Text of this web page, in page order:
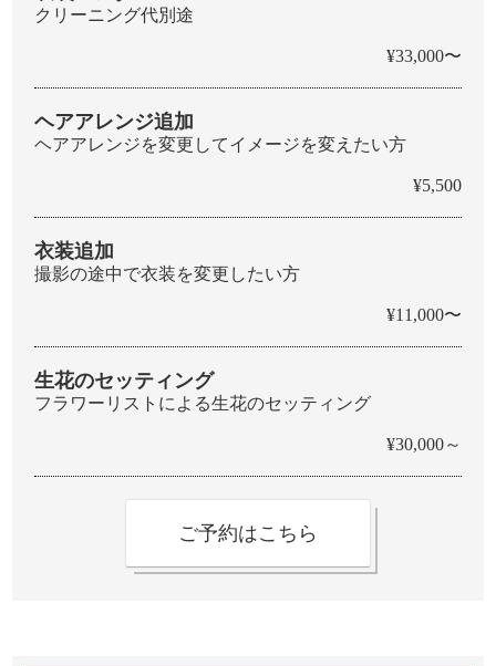
クリーニング代別途
¥33,000〜
ヘアアレンジ追加
ヘアアレンジを変更してイメージを変えたい方
¥5,500
衣装追加
撮影の途中で衣装を変更したい方
¥11,000〜
生花のセッティング
フラワーリストによる生花のセッティング
¥30,000～
ご予約はこちら